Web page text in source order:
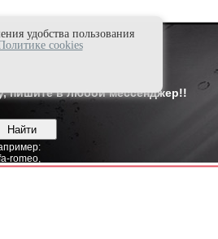
пишите в любой мессенджер!!
romeo,
удобства пользования
cookies